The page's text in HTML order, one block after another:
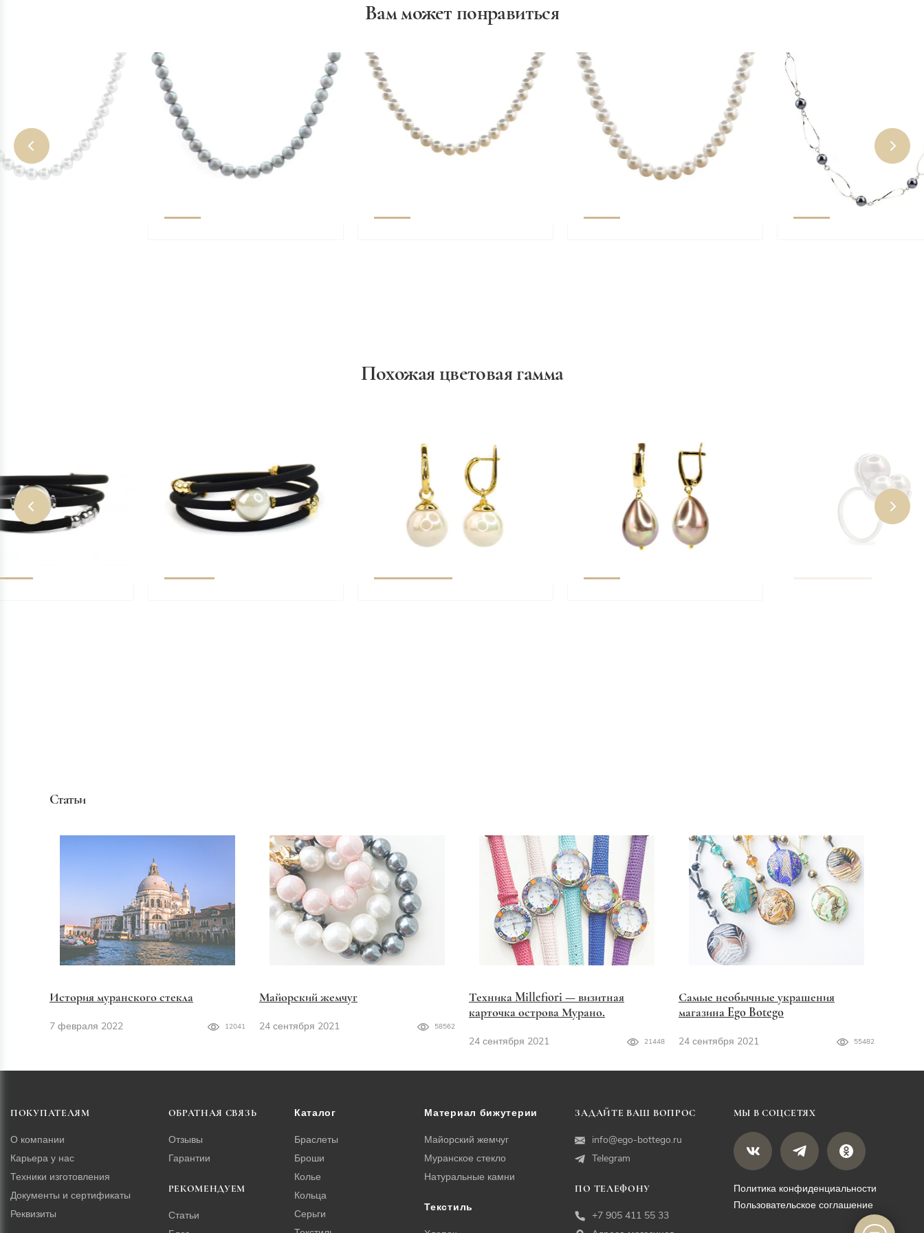
Вам может понравиться
Похожая цветовая гамма
Статьи
История муранского стекла
7 февраля 2022 12041
Майорский жемчуг
24 сентября 2021 58562
Техника Millefiori — визитная
карточка острова Мурано.
24 сентября 2021 21448
Самые необычные украшения
магазина Ego Botego
24 сентября 2021 55482
ПОКУПАТЕЛЯМ
О компании
Карьера у нас
Техники изготовления
Документы и сертификаты
Реквизиты
ОБРАТНАЯ СВЯЗЬ
Отзывы
Гарантии
РЕКОМЕНДУЕМ
Статьи
Каталог
Браслеты
Броши
Колье
Кольца
Серьги
Материал бижутерии
Майорский жемчуг
Муранское стекло
Натуральные камни
Текстиль
ЗАДАЙТЕ ВАШ ВОПРОС
info@ego-bottego.ru
Telegram
ПО ТЕЛЕФОНУ
+7 905 411 55 33
МЫ В СОЦСЕТЯХ
Политика конфиденциальности
Пользовательское соглашение